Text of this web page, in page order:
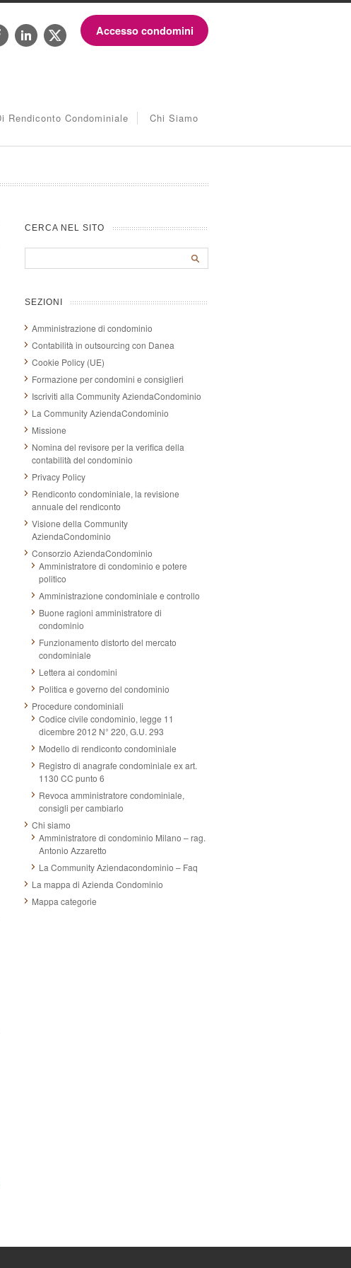
Accesso condomini
Rendiconto Condominiale Chi Siamo
CERCA NEL SITO
SEZIONI
Amministrazione di condominio
Contabilità in outsourcing con Danea
Cookie Policy (UE)
Formazione per condomini e consiglieri
Iscriviti alla Community AziendaCondominio
La Community AziendaCondominio
Missione
Nomina del revisore per la verifica della
contabilità del condominio
Privacy Policy
Rendiconto condominiale, la revisione
annuale del rendiconto
Visione della Community
AziendaCondominio
Consorzio AziendaCondominio
Amministratore di condominio e potere
politico
Amministrazione condominiale e controllo
Buone ragioni amministratore di
condominio
Funzionamento distorto del mercato
condominiale
Lettera ai condomini
Politica e governo del condominio
Procedure condominiali
Codice civile condominio, legge 11
dicembre 2012 N° 220, G.U. 293
Modello di rendiconto condominiale
Registro di anagrafe condominiale ex art.
1130 CC punto 6
Revoca amministratore condominiale,
consigli per cambiarlo
Chi siamo
Amministratore di condominio Milano – rag.
Antonio Azzaretto
La Community Aziendacondominio – Faq
La mappa di Azienda Condominio
Mappa categorie